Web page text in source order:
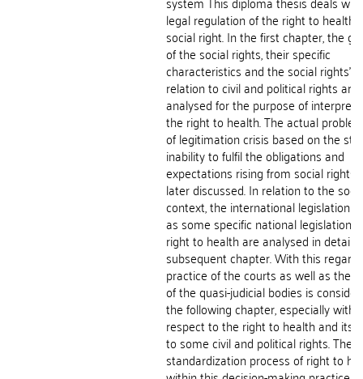
legal regulation of the right to health
social right. In the first chapter, the
of the social rights, their specific
characteristics and the social rights'
relation to civil and political rights are
analysed for the purpose of
the right to health. The actual
of legitimation crisis based on the
inability to fulfil the obligations and
expectations rising from social rights
later discussed. In relation to the
context, the international legislation
as some specific national legislation
right to health are analysed in detail
subsequent chapter. With this
practice of the courts as well as the
of the quasi-judicial bodies is
the following chapter, especially with
respect to the right to health and its
to some civil and political rights. The
standardization process of right to